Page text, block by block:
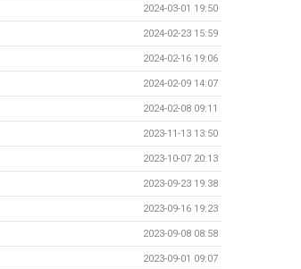
2024-03-01 19:50
2024-02-23 15:59
2024-02-16 19:06
2024-02-09 14:07
2024-02-08 09:11
2023-11-13 13:50
2023-10-07 20:13
2023-09-23 19:38
2023-09-16 19:23
2023-09-08 08:58
2023-09-01 09:07